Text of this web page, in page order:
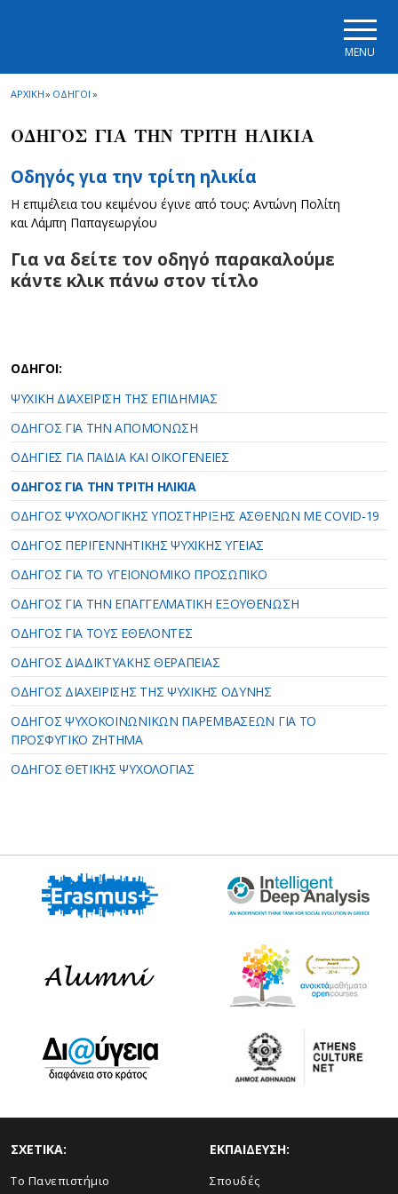
MENU
ΑΡΧΙΚΗ» ΟΔΗΓΟΙ »
ΟΔΗΓΟΣ ΓΙΑ ΤΗΝ ΤΡΙΤΗ ΗΛΙΚΙΑ
Οδηγός για την τρίτη ηλικία
Η επιμέλεια του κειμένου έγινε από τους: Αντώνη Πολίτη
και Λάμπη Παπαγεωργίου
Για να δείτε τον οδηγό παρακαλούμε
κάντε κλικ πάνω στον τίτλο
ΟΔΗΓΟΙ:
ΨΥΧΙΚΗ ΔΙΑΧΕΙΡΙΣΗ ΤΗΣ ΕΠΙΔΗΜΙΑΣ
ΟΔΗΓΟΣ ΓΙΑ ΤΗΝ ΑΠΟΜΟΝΩΣΗ
ΟΔΗΓΙΕΣ ΓΙΑ ΠΑΙΔΙΑ ΚΑΙ ΟΙΚΟΓΕΝΕΙΕΣ
ΟΔΗΓΟΣ ΓΙΑ ΤΗΝ ΤΡΙΤΗ ΗΛΙΚΙΑ
ΟΔΗΓΟΣ ΨΥΧΟΛΟΓΙΚΗΣ ΥΠΟΣΤΗΡΙΞΗΣ ΑΣΘΕΝΩΝ ΜΕ COVID-19
ΟΔΗΓΟΣ ΠΕΡΙΓΕΝΝΗΤΙΚΗΣ ΨΥΧΙΚΗΣ ΥΓΕΙΑΣ
ΟΔΗΓΟΣ ΓΙΑ ΤΟ ΥΓΕΙΟΝΟΜΙΚΟ ΠΡΟΣΩΠΙΚΟ
ΟΔΗΓΟΣ ΓΙΑ ΤΗΝ ΕΠΑΓΓΕΛΜΑΤΙΚΗ ΕΞΟΥΘΕΝΩΣΗ
ΟΔΗΓΟΣ ΓΙΑ ΤΟΥΣ ΕΘΕΛΟΝΤΕΣ
ΟΔΗΓΟΣ ΔΙΑΔΙΚΤΥΑΚΗΣ ΘΕΡΑΠΕΙΑΣ
ΟΔΗΓΟΣ ΔΙΑΧΕΙΡΙΣΗΣ ΤΗΣ ΨΥΧΙΚΗΣ ΟΔΥΝΗΣ
ΟΔΗΓΟΣ ΨΥΧΟΚΟΙΝΩΝΙΚΩΝ ΠΑΡΕΜΒΑΣΕΩΝ ΓΙΑ ΤΟ
ΠΡΟΣΦΥΓΙΚΟ ΖΗΤΗΜΑ
ΟΔΗΓΟΣ ΘΕΤΙΚΗΣ ΨΥΧΟΛΟΓΙΑΣ
ΣΧΕΤΙΚΑ:
Το Πανεπιστήμιο
ΕΚΠΑΙΔΕΥΣΗ:
Σπουδές